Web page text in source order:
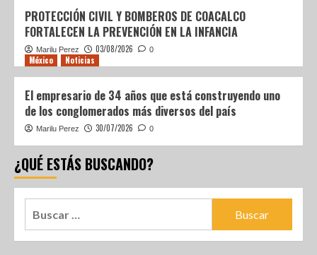
PROTECCIÓN CIVIL Y BOMBEROS DE COACALCO
FORTALECEN LA PREVENCIÓN EN LA INFANCIA
Marilu Perez 03/08/2026 0
México Noticias
El empresario de 34 años que está construyendo uno
de los conglomerados más diversos del país
Marilu Perez 30/07/2026 0
¿QUÉ ESTÁS BUSCANDO?